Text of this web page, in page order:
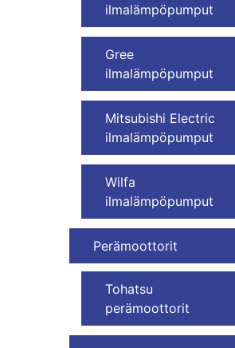
ilmalämpöpumput
Gree
ilmalämpöpumput
Mitsubishi Electric
ilmalämpöpumput
Wilfa
ilmalämpöpumput
Perämoottorit
Tohatsu
perämoottorit